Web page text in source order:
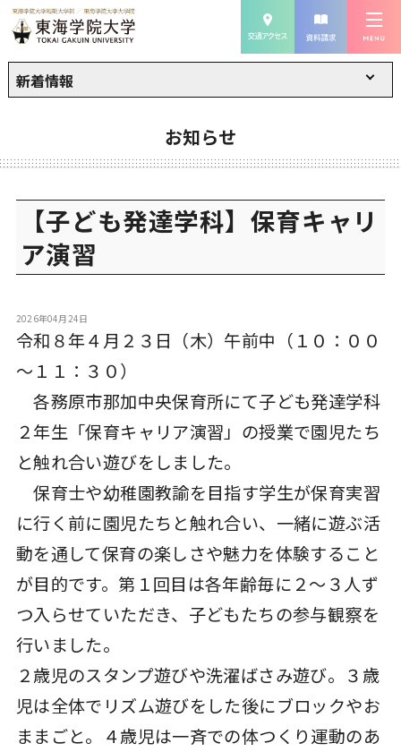
新着情報
お知らせ
【子ども発達学科】保育キャリ
ア演習
2026年04月24日
令和８年４月２３日（木）午前中（１０：００
～１１：３０）
各務原市那加中央保育所にて子ども発達学科
２年生「保育キャリア演習」の授業で園児たち
と触れ合い遊びをしました。
保育士や幼稚園教諭を目指す学生が保育実習
に行く前に園児たちと触れ合い、一緒に遊ぶ活
動を通して保育の楽しさや魅力を体験すること
が目的です。第１回目は各年齢毎に２～３人ず
つ入らせていただき、子どもたちの参与観察を
行いました。
２歳児のスタンプ遊びや洗濯ばさみ遊び。３歳
児は全体でリズム遊びをした後にブロックやお
ままごと。４歳児は一斉での体つくり運動のあ